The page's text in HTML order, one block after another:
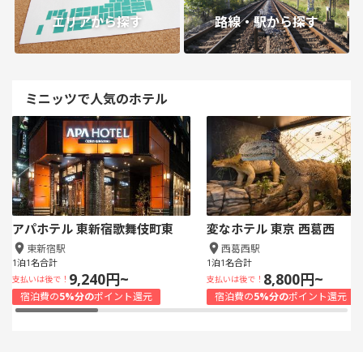
エリアから探す 路線・駅から探す
ミニッツで人気のホテル
アパホテル 東新宿歌舞伎町東
東新宿駅
1泊1名合計
支払いは後で！ 9,240円~
宿泊費の5%分のポイント還元
変なホテル 東京 西葛西
西葛西駅
1泊1名合計
支払いは後で！ 8,800円~
宿泊費の5%分のポイント還元